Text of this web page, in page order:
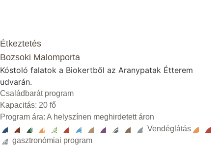
Étkeztetés
Bozsoki Malomporta
Kóstoló falatok a Biokertből az Aranypatak Étterem
udvarán.
Családbarát program
Kapacitás: 20 fő
Program ára: A helyszínen meghirdetett áron
Vendéglátás
gasztronómiai program